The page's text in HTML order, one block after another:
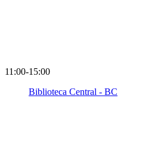
11:00-15:00
Biblioteca Central - BC